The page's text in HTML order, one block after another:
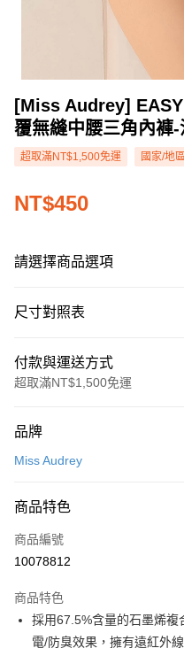
[Miss Audrey]
覆無縫中腰三角內褲-
超取滿NT$1,500免運 國家/地
NT$450
請選擇商品選項
尺寸對照表
付款與運送方式
超取滿NT$1,500免運
信用卡一次付款
LINE Pay
Apple Pay
Google Pay
全支付
品牌
Miss Audrey
商品特色
商品編號
10078812
商品特色
採用67.5%含量的石墨烯
電/防臭效果，擁有遠紅外